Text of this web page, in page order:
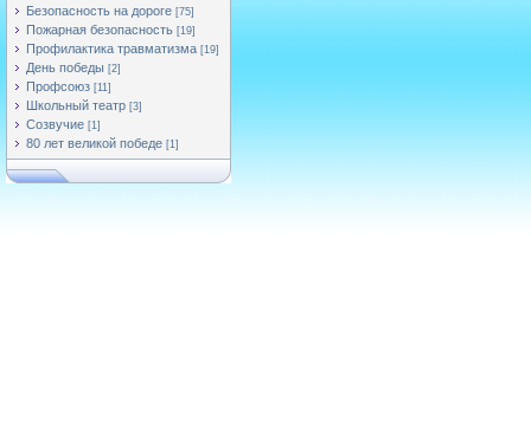
Безопасность на дороге [75]
Пожарная безопасность [19]
Профилактика травматизма [19]
День победы [2]
Профсоюз [11]
Школьный театр [3]
Созвучие [1]
80 лет великой победе [1]